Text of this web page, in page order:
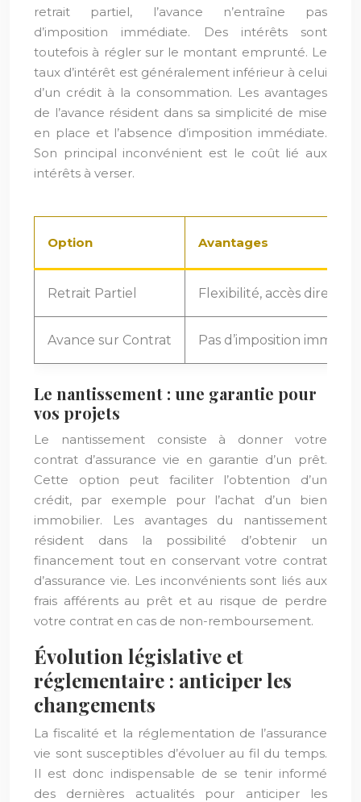
retrait partiel, l’avance n’entraîne pas
d’imposition immédiate. Des intérêts sont
toutefois à régler sur le montant emprunté. Le
taux d’intérêt est généralement inférieur à celui
d’un crédit à la consommation. Les avantages
de l’avance résident dans sa simplicité de mise
en place et l’absence d’imposition immédiate.
Son principal inconvénient est le coût lié aux
intérêts à verser.
Option Avantages
Retrait Partiel Flexibilité, accès direct à
Avance sur Contrat Pas d’imposition
Le nantissement : une garantie pour
vos projets
Le nantissement consiste à donner votre
contrat d’assurance vie en garantie d’un prêt.
Cette option peut faciliter l’obtention d’un
crédit, par exemple pour l’achat d’un bien
immobilier. Les avantages du nantissement
résident dans la possibilité d’obtenir un
financement tout en conservant votre contrat
d’assurance vie. Les inconvénients sont liés aux
frais afférents au prêt et au risque de perdre
votre contrat en cas de non-remboursement.
Évolution législative et
réglementaire : anticiper les
changements
La fiscalité et la réglementation de l’assurance
vie sont susceptibles d’évoluer au fil du temps.
Il est donc indispensable de se tenir informé
des dernières actualités pour anticiper les